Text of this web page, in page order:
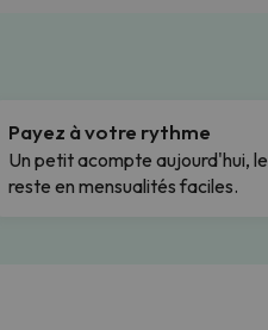
Payez à votre rythme
Un petit acompte aujourd'hui, le
reste en mensualités faciles.